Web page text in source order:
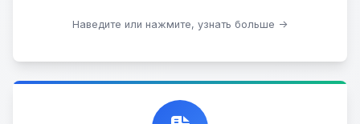
Наведите или нажмите, узнать больше →
Стать партнером